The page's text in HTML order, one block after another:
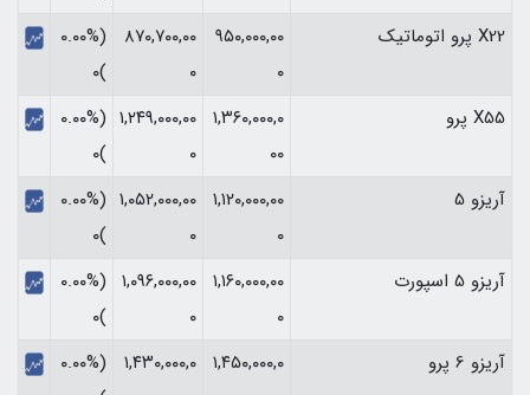
X22 پرو اتوماتیک
۹۵۰,۰۰۰,۰۰
۰
۸۷۰,۷۰۰,۰۰
۰
(۰.۰۰%
)۰
X55 پرو
۱,۳۶۰,۰۰۰,۰
۰۰
۱,۲۴۹,۰۰۰,۰۰
۰
(۰.۰۰%
)۰
آریزو 5
۱,۱۲۰,۰۰۰,۰۰
۰
۱,۰۵۲,۰۰۰,۰۰
۰
(۰.۰۰%
)۰
آریزو 5 اسپورت
۱,۱۶۰,۰۰۰,۰۰
۰
۱,۰۹۶,۰۰۰,۰۰
۰
(۰.۰۰%
)۰
آریزو 6 پرو
۱,۴۵۰,۰۰۰,۰ ۱,۴۳۰,۰۰۰,۰
(۰.۰۰%